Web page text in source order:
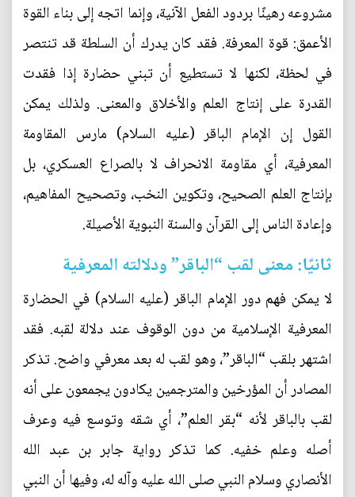
مشروعه رهينًا بردود الفعل الآنية، وإنما اتجه إلى بناء القوة
الأعمق: قوة المعرفة. فقد كان يدرك أن السلطة قد تنتصر
في لحظة، لكنها لا تستطيع أن تبني حضارة إذا فقدت
القدرة على إنتاج العلم والأخلاق والمعنى. ولذلك يمكن
القول إن الإمام الباقر (عليه السلام) مارس المقاومة
المعرفية، أي مقاومة الانحراف لا بالصراع العسكري، بل
بإنتاج العلم الصحيح، وتكوين النخب، وتصحيح المفاهيم،
وإعادة الناس إلى القرآن والسنة النبوية الأصيلة.
ثانيًا: معنى لقب “الباقر” ودلالته المعرفية
لا يمكن فهم دور الإمام الباقر (عليه السلام) في الحضارة
المعرفية الإسلامية من دون الوقوف عند دلالة لقبه. فقد
اشتهر بلقب “الباقر”، وهو لقب له بعد معرفي واضح. تذكر
المصادر أن المؤرخين والمترجمين يكادون يجمعون على أنه
لقب بالباقر لأنه “بقر العلم”، أي شقه وتوسع فيه وعرف
أصله وعلم خفيه. كما تذكر رواية جابر بن عبد الله
الأنصاري وسلام النبي صلى الله عليه وآله له، وفيها أن النبي